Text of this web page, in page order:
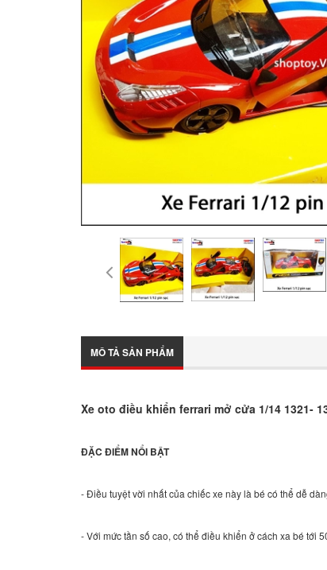
MÔ TẢ SẢN PHẨM
Xe oto điều khiển ferrari mở cửa 1/14 1321-
ĐẶC ĐIỂM NỔI BẬT
- Điều tuyệt vời nhất của chiếc xe này là bé có thể dễ
- Với mức tần số cao, có thể điều khiển ở cách xa bé tới